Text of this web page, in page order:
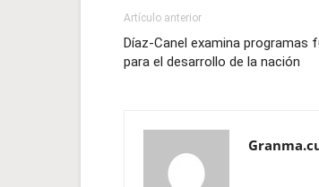
Artículo anterior
Díaz-Canel examina programas
para el desarrollo de la nación